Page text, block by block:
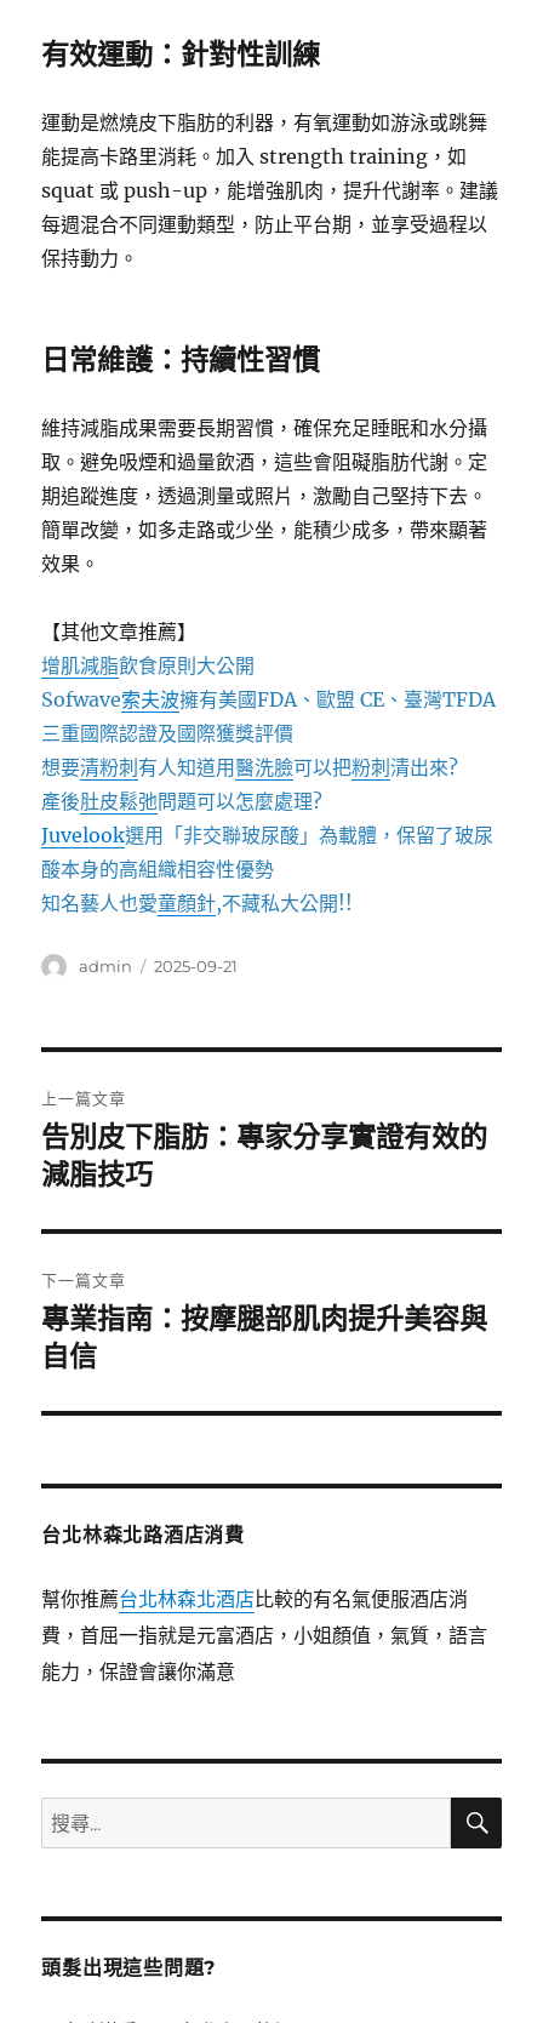
有效運動：針對性訓練
運動是燃燒皮下脂肪的利器，有氧運動如游泳或跳舞
能提高卡路里消耗。加入 strength training，如
squat 或 push-up，能增強肌肉，提升代謝率。建議
每週混合不同運動類型，防止平台期，並享受過程以
保持動力。
日常維護：持續性習慣
維持減脂成果需要長期習慣，確保充足睡眠和水分攝
取。避免吸煙和過量飲酒，這些會阻礙脂肪代謝。定
期追蹤進度，透過測量或照片，激勵自己堅持下去。
簡單改變，如多走路或少坐，能積少成多，帶來顯著
效果。
【其他文章推薦】
增肌減脂飲食原則大公開
Sofwave索夫波擁有美國FDA、歐盟 CE、臺灣TFDA
三重國際認證及國際獲獎評價
想要清粉刺 有人知道用醫洗臉可以把粉刺清出來?
產後肚皮鬆弛問題可以怎麼處理?
Juvelook選用「非交聯玻尿酸」為載體，保留了玻尿
酸本身的高組織相容性優勢
知名藝人也愛童顏針,不藏私大公開!!
作
admin
發
2025-09-21
章
導
覽
上一篇文章
上
一
文
章:
告別皮下脂肪：專家分享實證有效的
減脂技巧
下一篇文章
下
一
文
專業指南：按摩腿部肌肉提升美容與
自信
台北林森北路酒店消費
幫你推薦台北林森北酒店比較的有名氣便服酒店消
費，首屈一指就是元富酒店，小姐顏值，氣質，語言
能力，保證會讓你滿意
搜
尋
鍵
搜
頭髮出現這些問題?